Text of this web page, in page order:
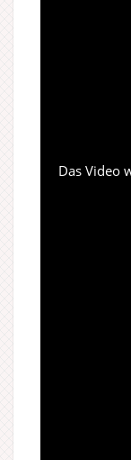
Das Video